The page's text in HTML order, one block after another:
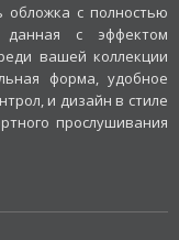
обложка с полностью
с эффектом
вашей коллекции
форма, удобное
и дизайн в стиле
прослушивания